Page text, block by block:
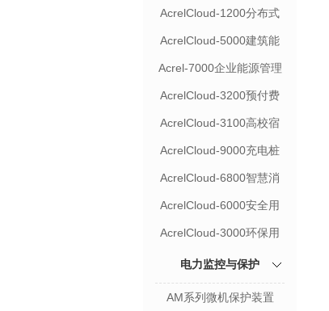
AcrelCloud-1200分布式
光伏运维云平台
AcrelCloud-5000建筑能
耗云平台
Acrel-7000企业能源管理
AcrelCloud-3200预付费
AcrelCloud-3100高校宿
舍预付费系统
AcrelCloud-9000充电桩
AcrelCloud-6800智慧消
AcrelCloud-6000安全用
AcrelCloud-3000环保用
电力监控与保护
AM系列微机保护装置